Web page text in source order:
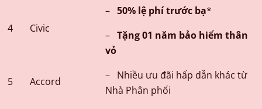
4 Civic
– 50% lệ phí trước bạ*
– Tặng 01 năm bảo hiểm thân
vỏ
– Nhiều ưu đãi hấp dẫn khác từ
Nhà Phân phối
5 Accord